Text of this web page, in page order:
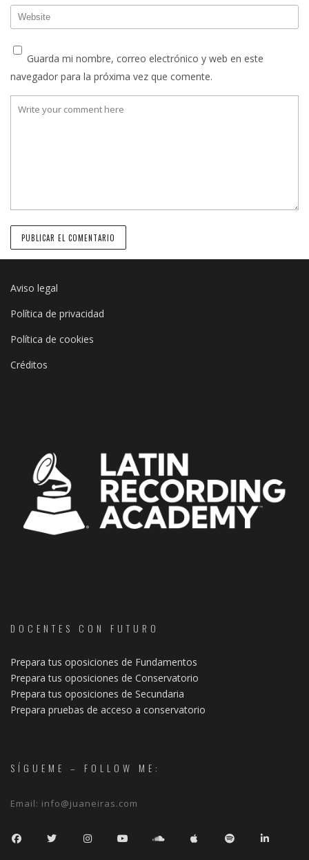
Guarda mi nombre, correo electrónico y web en este
navegador para la próxima vez que comente.
Aviso legal
Política de privacidad
Política de cookies
Créditos
DOCENTES CON FUTURO
Prepara tus oposiciones de Fundamentos
Prepara tus oposiciones de Conservatorio
Prepara tus oposiciones de Secundaria
Prepara pruebas de acceso a conservatorio
SÍGUEME – FOLLOW ME:
Email: info@juaneiras.com